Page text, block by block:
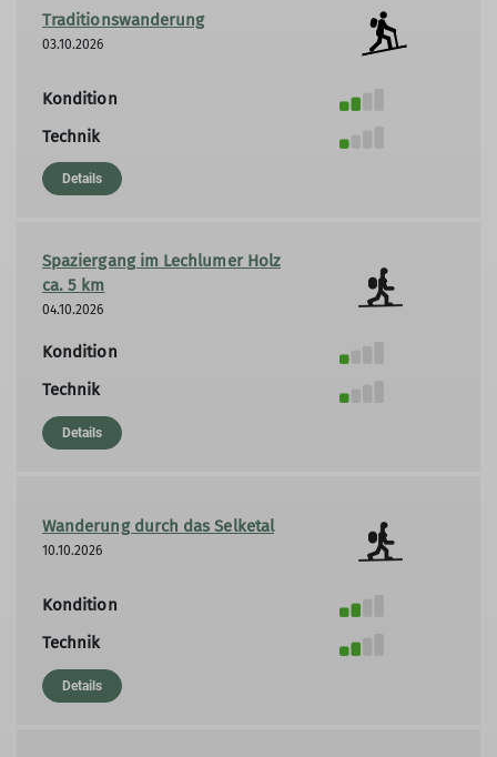
Traditionswanderung
03.10.2026
Kondition
Technik
Details
Spaziergang im Lechlumer Holz
ca. 5 km
04.10.2026
Kondition
Technik
Details
Wanderung durch das Selketal
10.10.2026
Kondition
Technik
Details